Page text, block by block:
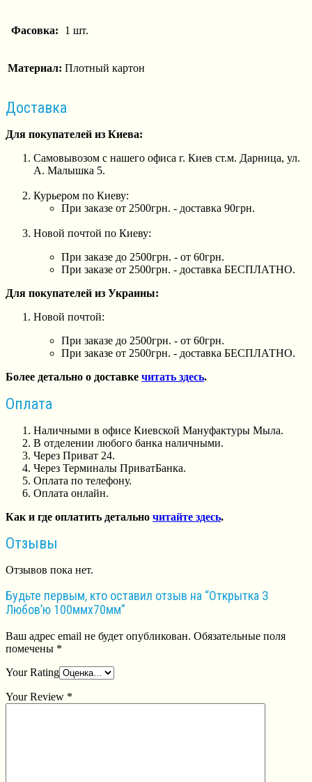
Фасовка: 1 шт.
Материал: Плотный картон
Доставка
Для покупателей из Киева:
Самовывозом с нашего офиса г. Киев ст.м. Дарница, ул.
А. Малышка 5.
Курьером по Киеву:
При заказе от 2500грн. - доставка 90грн.
Новой почтой по Киеву:
При заказе до 2500грн. - от 60грн.
При заказе от 2500грн. - доставка БЕСПЛАТНО.
Для покупателей из Украины:
Новой почтой:
При заказе до 2500грн. - от 60грн.
При заказе от 2500грн. - доставка БЕСПЛАТНО.
Более детально о доставке читать здесь.
Оплата
Наличными в офисе Киевской Мануфактуры Мыла.
В отделении любого банка наличными.
Через Приват 24.
Через Терминалы ПриватБанка.
Оплата по телефону.
Оплата онлайн.
Как и где оплатить детально читайте здесь.
Отзывы
Отзывов пока нет.
Будьте первым, кто оставил отзыв на “Открытка З
Любов’ю 100ммх70мм”
Ваш адрес email не будет опубликован. Обязательные поля
помечены *
Your Rating
Your Review *